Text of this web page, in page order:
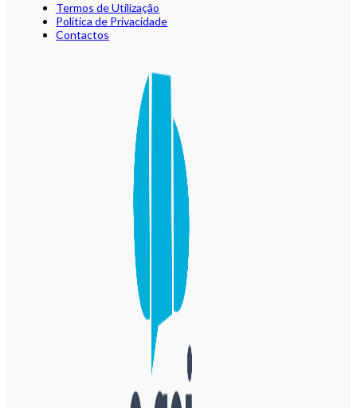
Termos de Utilização
Política de Privacidade
Contactos